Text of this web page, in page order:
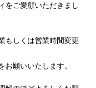
をご愛顧いただきまし
もしくは営業時間変更
お願いいたします。